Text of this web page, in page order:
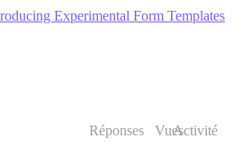
Experimental Form Templates
Réponses VuesActivité